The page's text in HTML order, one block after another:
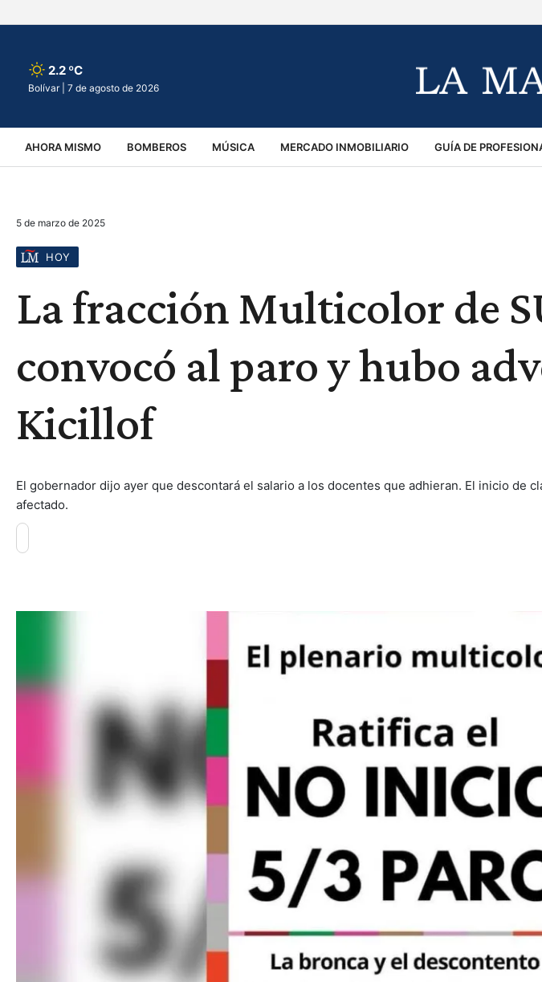
2.2 ºC
Bolívar | 7 de agosto de 2026
AHORA MISMO BOMBEROS MÚSICA MERCADO INMOBILIARIO GUÍA DE
VIRALES ACCIDENTES
5 de marzo de 2025
HOY
La fracción Multicolor de
convocó al paro y hubo
Kicillof
El gobernador dijo ayer que descontará el salario a los docentes que adhieran. El inicio de
afectado.